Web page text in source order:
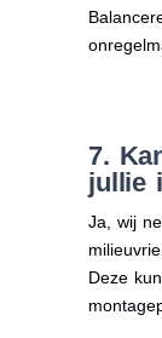
7.
jullie
Ja, wij
Deze